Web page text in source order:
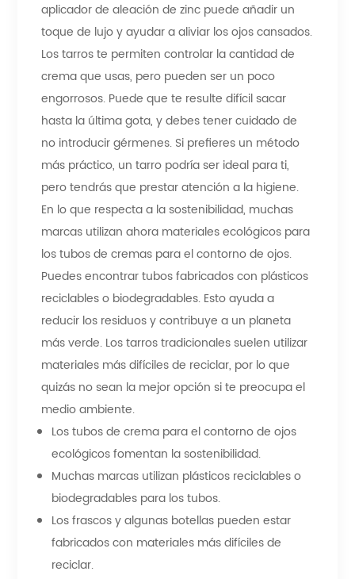
aplicador de aleación de zinc puede añadir un
toque de lujo y ayudar a aliviar los ojos cansados.
Los tarros te permiten controlar la cantidad de
crema que usas, pero pueden ser un poco
engorrosos. Puede que te resulte difícil sacar
hasta la última gota, y debes tener cuidado de
no introducir gérmenes. Si prefieres un método
más práctico, un tarro podría ser ideal para ti,
pero tendrás que prestar atención a la higiene.
En lo que respecta a la sostenibilidad, muchas
marcas utilizan ahora materiales ecológicos para
los tubos de cremas para el contorno de ojos.
Puedes encontrar tubos fabricados con plásticos
reciclables o biodegradables. Esto ayuda a
reducir los residuos y contribuye a un planeta
más verde. Los tarros tradicionales suelen utilizar
materiales más difíciles de reciclar, por lo que
quizás no sean la mejor opción si te preocupa el
medio ambiente.
Los tubos de crema para el contorno de ojos
ecológicos fomentan la sostenibilidad.
Muchas marcas utilizan plásticos reciclables o
biodegradables para los tubos.
Los frascos y algunas botellas pueden estar
fabricados con materiales más difíciles de
reciclar.